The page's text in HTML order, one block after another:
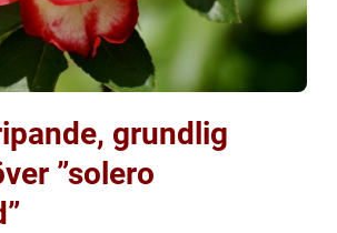
grundlig
”solero